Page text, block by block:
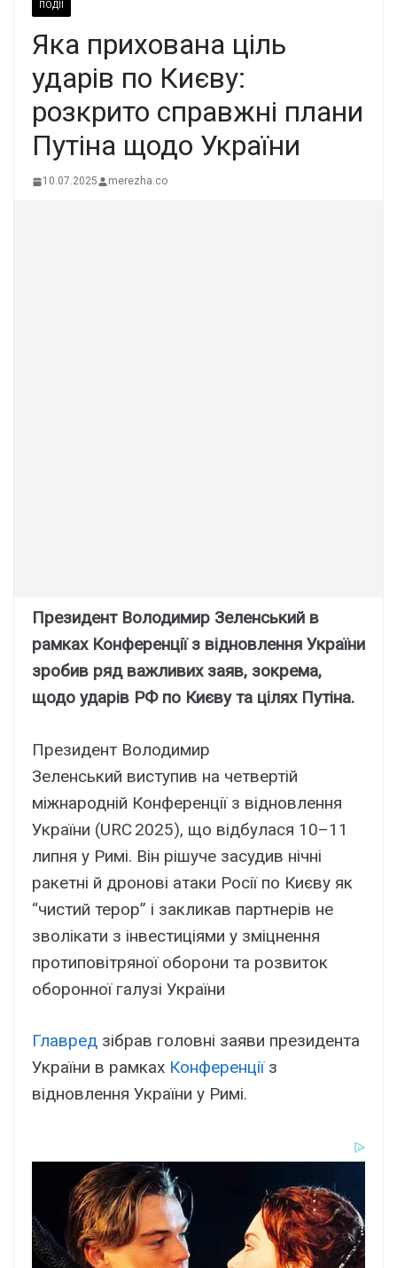
ПОДІЇ
Яка прихована ціль
ударів по Києву:
розкрито справжні плани
Путіна щодо України
10.07.2025 merezha.co
Президент Володимир Зеленський в
рамках Конференції з відновлення України
зробив ряд важливих заяв, зокрема,
щодо ударів РФ по Києву та цілях Путіна.
Президент Володимир
Зеленський виступив на четвертій
міжнародній Конференції з відновлення
України (URC 2025), що відбулася 10–11
липня у Римі. Він рішуче засудив нічні
ракетні й дронові атаки Росії по Києву як
“чистий терор” і закликав партнерів не
зволікати з інвестиціями у зміцнення
протиповітряної оборони та розвиток
оборонної галузі України
Главред зібрав головні заяви президента
України в рамках Конференції з
відновлення України у Римі.